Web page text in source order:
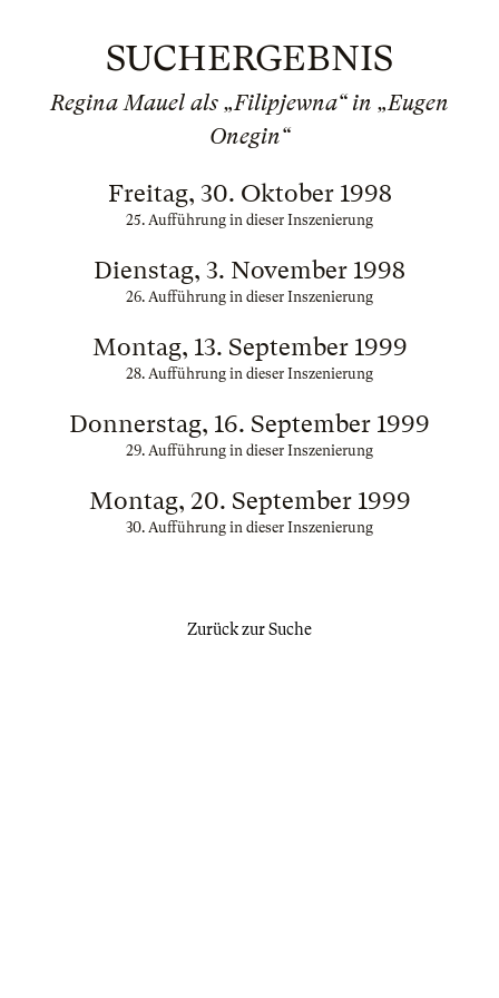
SUCHERGEBNIS
Regina Mauel als „Filipjewna“ in „Eugen
Onegin“
Freitag, 30. Oktober 1998
25. Aufführung in dieser Inszenierung
Dienstag, 3. November 1998
26. Aufführung in dieser Inszenierung
Montag, 13. September 1999
28. Aufführung in dieser Inszenierung
Donnerstag, 16. September 1999
29. Aufführung in dieser Inszenierung
Montag, 20. September 1999
30. Aufführung in dieser Inszenierung
Zurück zur Suche